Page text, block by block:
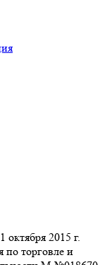
2015 г.
по торговле и